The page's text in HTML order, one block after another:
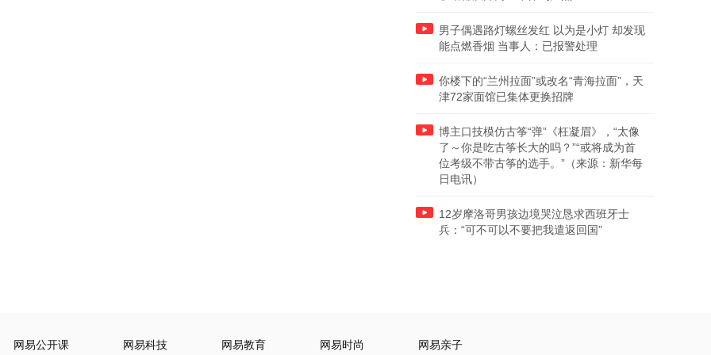
男子偶遇路灯螺丝发红 以为是小灯 却发现
能点燃香烟 当事人：已报警处理
你楼下的“兰州拉面”或改名“青海拉面”，天
津72家面馆已集体更换招牌
博主口技模仿古筝“弹”《枉凝眉》，“太像
了～你是吃古筝长大的吗？”“或将成为首
位考级不带古筝的选手。”（来源：新华每
日电讯）
12岁摩洛哥男孩边境哭泣恳求西班牙士
兵：“可不可以不要把我遣返回国”
网易公开课 网易科技 网易教育 网易时尚 网易亲子